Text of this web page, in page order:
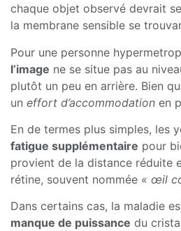
chaque objet observé devrait
la membrane sensible se
Pour une personne
l’image ne se situe pas au
plutôt un peu en arrière. Bien
un effort d’accommodation en
En de termes plus simples, les
fatigue supplémentaire pour
provient de la distance réduite
rétine, souvent nommée « œil
Dans certains cas, la maladie
manque de puissance du